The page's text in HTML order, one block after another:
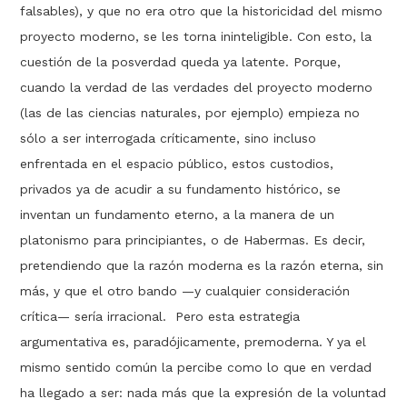
falsables), y que no era otro que la historicidad del mismo
proyecto moderno, se les torna ininteligible. Con esto, la
cuestión de la posverdad queda ya latente. Porque,
cuando la verdad de las verdades del proyecto moderno
(las de las ciencias naturales, por ejemplo) empieza no
sólo a ser interrogada críticamente, sino incluso
enfrentada en el espacio público, estos custodios,
privados ya de acudir a su fundamento histórico, se
inventan un fundamento eterno, a la manera de un
platonismo para principiantes, o de Habermas. Es decir,
pretendiendo que la razón moderna es la razón eterna, sin
más, y que el otro bando —­y cualquier consideración
crítica— sería irracional. Pero esta estrategia
argumentativa es, paradójicamente, premoderna. Y ya el
mismo sentido común la percibe como lo que en verdad
ha llegado a ser: nada más que la expresión de la voluntad